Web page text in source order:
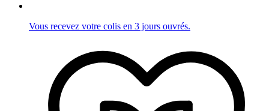
Vous recevez votre colis en 3 jours ouvrés.